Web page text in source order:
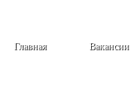
Вакансии
Главная